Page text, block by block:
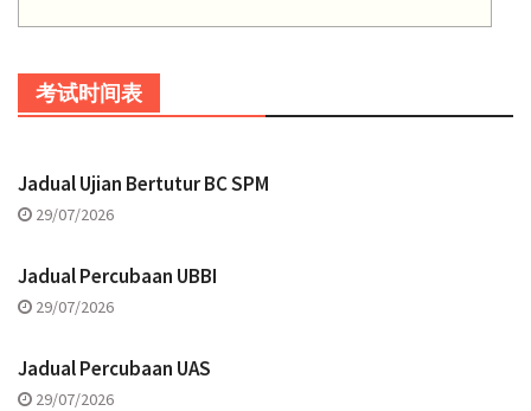
考试时间表
Jadual Ujian Bertutur BC SPM
29/07/2026
Jadual Percubaan UBBI
29/07/2026
Jadual Percubaan UAS
29/07/2026